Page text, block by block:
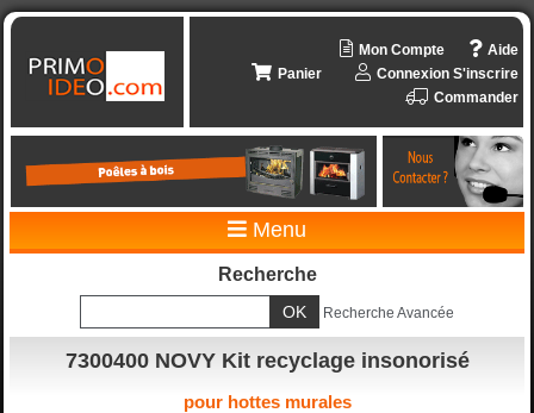
Aide
Mon Compte
Connexion S'inscrire
Panier
Commander
Menu
Recherche
Recherche Avancée
7300400 NOVY Kit recyclage insonorisé
pour hottes murales